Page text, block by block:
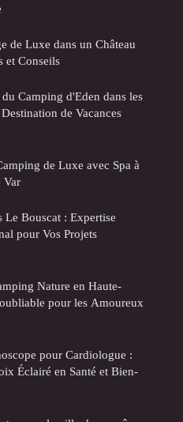
de Luxe dans un Château
et Conseils
Camping d'Eden dans les
de Vacances
de Luxe avec Spa à
Var
Bouscat : Expertise
pour Vos Projets
Nature en Haute-
pour les Amoureux
pour Cardiologue :
Éclairé en Santé et Bien-